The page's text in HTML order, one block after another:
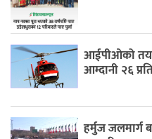
आईपीओको
आम्दानी २६
हर्मुज जलमार्ग